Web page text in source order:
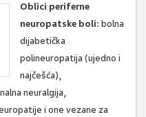
Oblici periferne
neuropatske boli: bolna
dijabetička
polineuropatija (ujedno i
najčešća),
neuralgija,
i one vezane za